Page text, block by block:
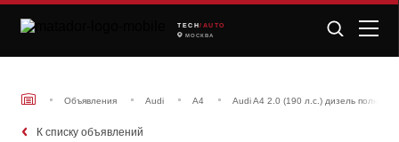
TECH /AUTO
МОСКВА
Объявления Audi A4 Audi A4 2.0 (190 л.с.) дизель полный
К списку объявлений